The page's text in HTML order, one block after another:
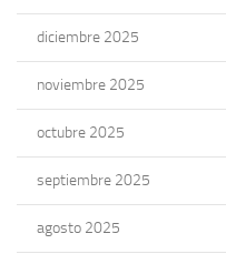
diciembre 2025
noviembre 2025
octubre 2025
septiembre 2025
agosto 2025